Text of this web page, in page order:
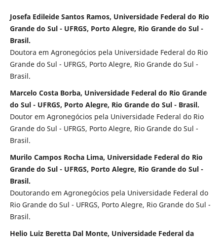
Josefa Edileide Santos Ramos, Universidade Federal do Rio
Grande do Sul - UFRGS, Porto Alegre, Rio Grande do Sul -
Brasil.
Doutora em Agronegócios pela Universidade Federal do Rio
Grande do Sul - UFRGS, Porto Alegre, Rio Grande do Sul -
Brasil.
Marcelo Costa Borba, Universidade Federal do Rio Grande
do Sul - UFRGS, Porto Alegre, Rio Grande do Sul - Brasil.
Doutor em Agronegócios pela Universidade Federal do Rio
Grande do Sul - UFRGS, Porto Alegre, Rio Grande do Sul -
Brasil.
Murilo Campos Rocha Lima, Universidade Federal do Rio
Grande do Sul - UFRGS, Porto Alegre, Rio Grande do Sul -
Brasil.
Doutorando em Agronegócios pela Universidade Federal do
Rio Grande do Sul - UFRGS, Porto Alegre, Rio Grande do Sul -
Brasil.
Helio Luiz Beretta Dal Monte, Universidade Federal da